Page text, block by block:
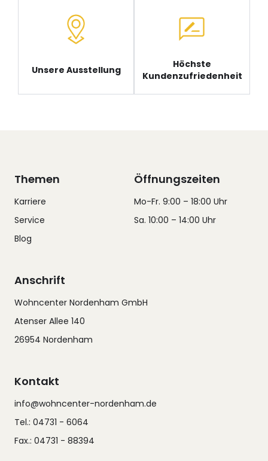
Unsere Ausstellung
Höchste
Kundenzufriedenheit
Themen
Karriere
Service
Blog
Öffnungszeiten
Mo-Fr. 9:00 – 18:00 Uhr
Sa. 10:00 – 14:00 Uhr
Anschrift
Wohncenter Nordenham GmbH
Atenser Allee 140
26954 Nordenham
Kontakt
info@wohncenter-nordenham.de
Tel.: 04731 - 6064
Fax.: 04731 - 88394